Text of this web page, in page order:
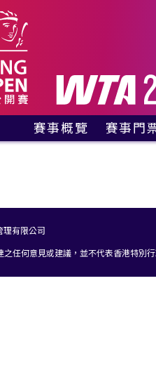
賽事概覽
有關賽事
訪客指南
網球同樂區
歷屆冠軍
紀念特刊
賽事門
貴賓包
有限公司
任何意見或建議，並不代表香港特別